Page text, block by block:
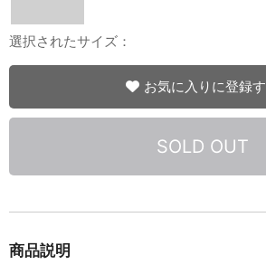
選択されたサイズ：
お気に入りに登録
SOLD OUT
商品説明